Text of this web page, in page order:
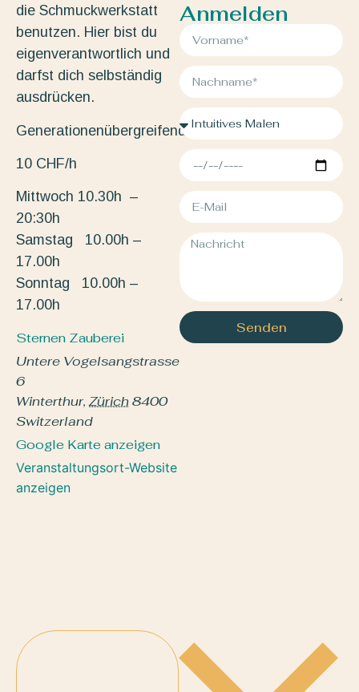
die Schmuckwerkstatt
benutzen. Hier bist du
eigenverantwortlich und
darfst dich selbständig
ausdrücken.
Generationenübergreifend.
10 CHF/h
Mittwoch 10.30h –
20:30h
Samstag 10.00h –
17.00h
Sonntag 10.00h –
17.00h
Sternen Zauberei
Untere Vogelsangstrasse
6
Winterthur, Zürich8400
Switzerland
Google Karte anzeigen
Veranstaltungsort-Website
anzeigen
Anmelden
Senden